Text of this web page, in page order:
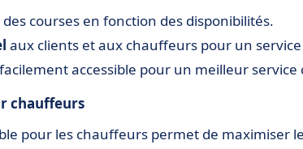
des courses en fonction des disponibilités.
aux clients et aux chauffeurs pour un
facilement accessible pour un meilleur service
chauffeurs
pour les chauffeurs permet de maximiser